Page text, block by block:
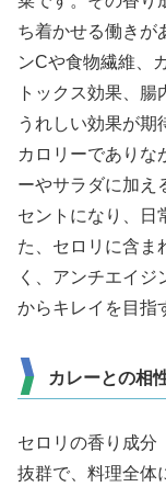
ち着かせる働きが
ンCや食物繊維、
トックス効果、
うれしい効果が期
カロリーでありな
ーやサラダに加え
セントになり、日
た、セロリに含ま
く、アンチエイジ
からキレイを目指
カレーとの相
セロリの香り成分
抜群で、料理全体